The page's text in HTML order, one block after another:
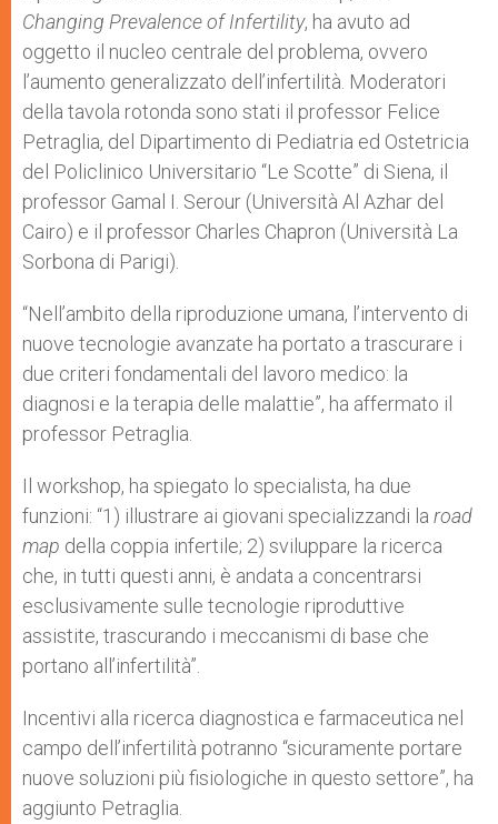
Changing Prevalence of Infertility, ha avuto ad
oggetto il nucleo centrale del problema, ovvero
l’aumento generalizzato dell’infertilità. Moderatori
della tavola rotonda sono stati il professor Felice
Petraglia, del Dipartimento di Pediatria ed Ostetricia
del Policlinico Universitario “Le Scotte” di Siena, il
professor Gamal I. Serour (Università Al Azhar del
Cairo) e il professor Charles Chapron (Università La
Sorbona di Parigi).
“Nell’ambito della riproduzione umana, l’intervento di
nuove tecnologie avanzate ha portato a trascurare i
due criteri fondamentali del lavoro medico: la
diagnosi e la terapia delle malattie”, ha affermato il
professor Petraglia.
Il workshop, ha spiegato lo specialista, ha due
funzioni: “1) illustrare ai giovani specializzandi la road
map della coppia infertile; 2) sviluppare la ricerca
che, in tutti questi anni, è andata a concentrarsi
esclusivamente sulle tecnologie riproduttive
assistite, trascurando i meccanismi di base che
portano all’infertilità”.
Incentivi alla ricerca diagnostica e farmaceutica nel
campo dell’infertilità potranno “sicuramente portare
nuove soluzioni più fisiologiche in questo settore”, ha
aggiunto Petraglia.